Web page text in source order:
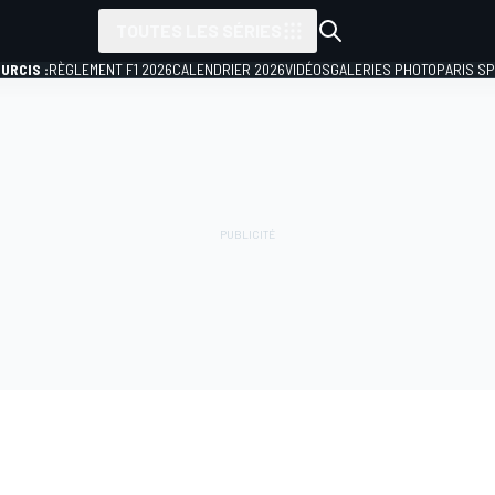
:RÈGLEMENT F1 2026CALENDRIER 2026VIDÉOSGALERIES PHOTOPARIS